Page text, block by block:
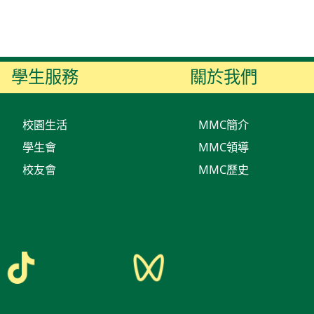
學生服務
校園生活
學生會
校友會
關於我們
MMC簡介
MMC領導
MMC歷史